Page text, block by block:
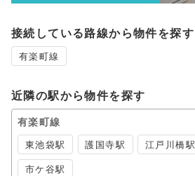
接続している路線から物件を探す
有楽町線
近隣の駅から物件を探す
有楽町線
東池袋駅 護国寺駅 江戸川橋駅
市ケ谷駅